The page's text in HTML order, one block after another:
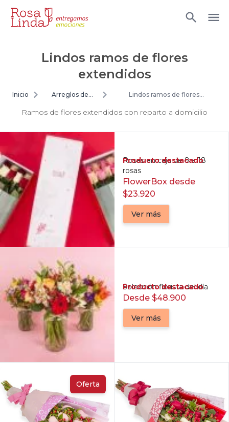
Lindos ramos de flores
extendidos
Inicio
Arreglos de
Lindos ramos de flores
Ramos de flores extendidos con reparto a domicilio
Producto destacado
Rosas en caja de 8 a 18
rosas
FlowerBox desde
$23.920
Ver más
Producto destacado
Selección florista del día
Desde $48.900
Ver más
Oferta